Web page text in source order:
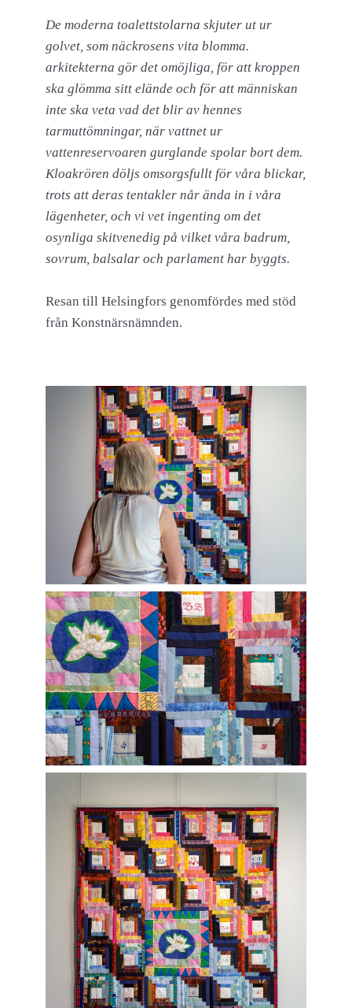
De moderna toalettstolarna skjuter ut ur
golvet, som näckrosens vita blomma.
arkitekterna gör det omöjliga, för att kroppen
ska glömma sitt elände och för att människan
inte ska veta vad det blir av hennes
tarmuttömningar, när vattnet ur
vattenreservoaren gurglande spolar bort dem.
Kloakrören döljs omsorgsfullt för våra blickar,
trots att deras tentakler når ända in i våra
lägenheter, och vi vet ingenting om det
osynliga skitvenedig på vilket våra badrum,
sovrum, balsalar och parlament har byggts.
Resan till Helsingfors genomfördes med stöd
från Konstnärsnämnden.